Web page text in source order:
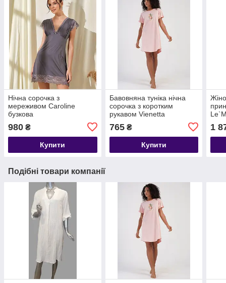
Нічна сорочка з
мереживом Caroline
бузкова
980 ₴
Купити
Бавовняна туніка нічна
сорочка з коротким
рукавом Vienetta
765₴
Купити
1
Подібні товари компанії